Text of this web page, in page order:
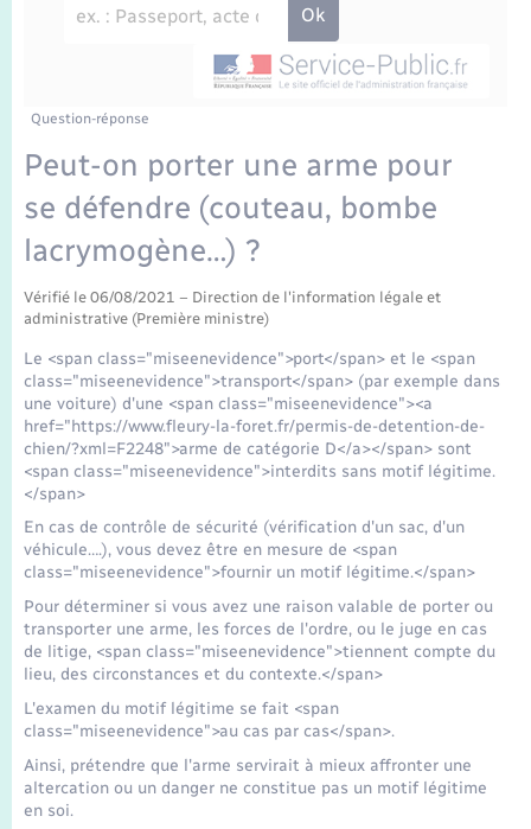
Etat-civil - Papiers - Citoyenneté
Parrainage civil
Recensement
Concessions funéraires
Nouvel habitant
Numérique
Organisation d’événement
Sécurité - Prévention
Seniors
Transports
Transports scolaires
Voirie et espace public
Travaux - Autorisation d’occupation de l’espace
Plan interactif
La Communauté de communes
Question-réponse
Peut-on porter une arme pour
se défendre (couteau, bombe
lacrymogène…) ?
Vérifié le 06/08/2021 – Direction de l'information légale et
administrative (Première ministre)
Le <span class="miseenevidence">port</span> et le <span
class="miseenevidence">transport</span> (par exemple dans
une voiture) d'une <span class="miseenevidence"><a
href="https://www.fleury-la-foret.fr/permis-de-detention-de-
chien/?xml=F2248">arme de catégorie D</a></span> sont
<span class="miseenevidence">interdits sans motif légitime.
</span>
En cas de contrôle de sécurité (vérification d'un sac, d'un
véhicule….), vous devez être en mesure de <span
class="miseenevidence">fournir un motif légitime.</span>
Pour déterminer si vous avez une raison valable de porter ou
transporter une arme, les forces de l'ordre, ou le juge en cas
de litige, <span class="miseenevidence">tiennent compte du
lieu, des circonstances et du contexte.</span>
L'examen du motif légitime se fait <span
class="miseenevidence">au cas par cas</span>.
Ainsi, prétendre que l'arme servirait à mieux affronter une
altercation ou un danger ne constitue pas un motif légitime
en soi.